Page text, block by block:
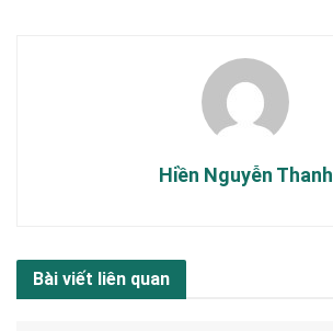
Hiền Nguyễn Thanh
Bài viết liên quan